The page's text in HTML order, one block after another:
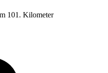
101. Kilometer